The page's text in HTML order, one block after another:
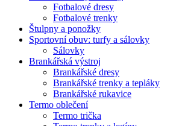
Fotbalové dresy
Fotbalové trenky
Štulpny a ponožky
Sportovní obuv: turfy a sálovky
Sálovky
Brankářská výstroj
Brankářské dresy
Brankářské trenky a tepláky
Brankářské rukavice
Termo oblečení
Termo trička